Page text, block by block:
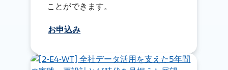
ことができます。
お申込み